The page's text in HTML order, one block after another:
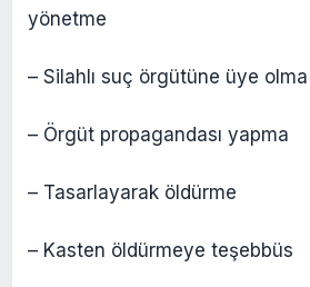
yönetme
– Silahlı suç örgütüne üye olma
– Örgüt propagandası yapma
– Tasarlayarak öldürme
– Kasten öldürmeye teşebbüs